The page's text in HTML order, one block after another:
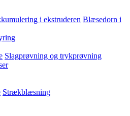
i ekstruderen Blæsedorn i
Slagprøvning og trykprøvning
Strækblæsning